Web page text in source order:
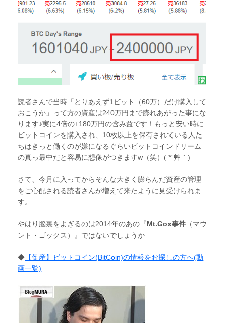
読者さんで当時「とりあえず1ビット（60万）だけ購入して
おこうか」って方の資産は240万円まで膨れあがった事にな
ります♪実に4倍の+180万円の含み益です！もっと安い時に
ビットコインを購入され、10枚以上を保有されている人た
ちはきっと働くのが嫌になるぐらいビットコインドリーム
の真っ最中だと容易に想像がつきますw（笑）( *´艸｀)
さて、今月に入ってからそんな大きく膨らんだ資産の管理
をご心配される読者さんが増えて来たように見受けられま
す。
やはり脳裏をよぎるのは2014年のあの『Mt.Gox事件 （マウ
ント・ゴックス）』ではないでしょうか
◆ 【倒産】ビットコイン(BitCoin)の情報をお探しの方へ(動
画一覧)